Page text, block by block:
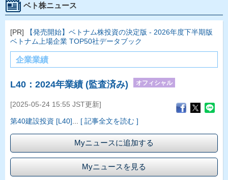
ベト株ニュース
[PR]
【発売開始】ベトナム株投資の決定版 - 2026年度下半期版
ベトナム上場企業 TOP50社データブック
企業業績
L40：2024年業績 (監査済み) オフィシャル
[2025-05-24 15:55 JST更新]
第40建設投資 [L40] [ 記事全文を読む ]
Myニュースに追加する
Myニュースを見る